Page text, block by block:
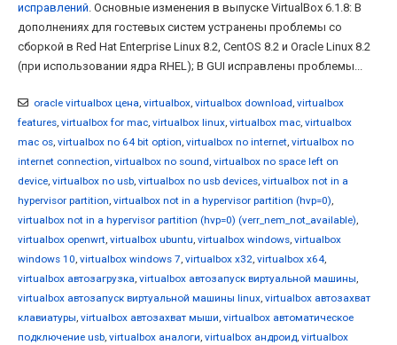
исправлений. Основные изменения в выпуске VirtualBox 6.1.8: В
дополнениях для гостевых систем устранены проблемы со
сборкой в Red Hat Enterprise Linux 8.2, CentOS 8.2 и Oracle Linux 8.2
(при использовании ядра RHEL); В GUI исправлены проблемы...
oracle virtualbox цена, virtualbox, virtualbox download, virtualbox
features, virtualbox for mac, virtualbox linux, virtualbox mac, virtualbox
mac os, virtualbox no 64 bit option, virtualbox no internet, virtualbox no
internet connection, virtualbox no sound, virtualbox no space left on
device, virtualbox no usb, virtualbox no usb devices, virtualbox not in a
hypervisor partition, virtualbox not in a hypervisor partition (hvp=0),
virtualbox not in a hypervisor partition (hvp=0) (verr_nem_not_available),
virtualbox openwrt, virtualbox ubuntu, virtualbox windows, virtualbox
windows 10, virtualbox windows 7, virtualbox x32, virtualbox x64,
virtualbox автозагрузка, virtualbox автозапуск виртуальной машины,
virtualbox автозапуск виртуальной машины linux, virtualbox автозахват
клавиатуры, virtualbox автозахват мыши, virtualbox автоматическое
подключение usb, virtualbox аналоги, virtualbox андроид, virtualbox